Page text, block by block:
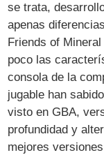
se trata,
apenas
Friends of
poco las
consola de la
jugable han
visto en GBA,
profundidad y
mejores